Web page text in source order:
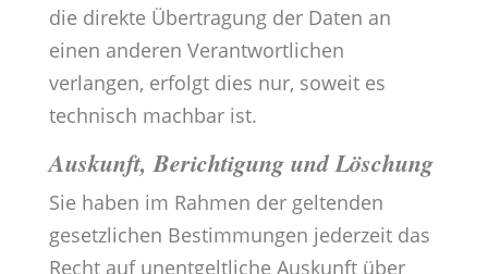
die direkte Übertragung der Daten an
einen anderen Verantwortlichen
verlangen, erfolgt dies nur, soweit es
technisch machbar ist.
Auskunft, Berichtigung und Löschung
Sie haben im Rahmen der geltenden
gesetzlichen Bestimmungen jederzeit das
Recht auf unentgeltliche Auskunft über